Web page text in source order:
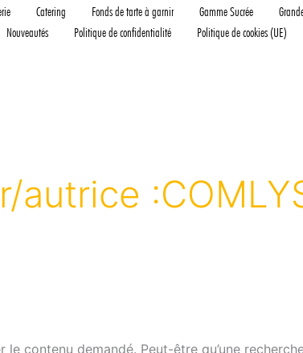
Catering Fonds de tarte à garnir Gamme Sucrée
Nouveautés Politique de confidentialité Politique de cookies (UE)
autrice
contenu demandé. Peut-être qu’une